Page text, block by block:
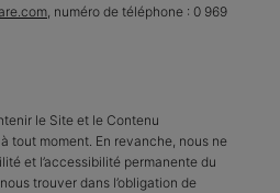
, numéro de téléphone : 0 969
le Site et le Contenu
tout moment. En revanche, nous ne
et l’accessibilité permanente du
trouver dans l’obligation de